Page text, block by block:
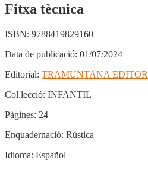
Fitxa tècnica
ISBN: 9788419829160
Data de publicació: 01/07/2024
Editorial: TRAMUNTANA
Col.lecció: INFANTIL
Pàgines: 24
Enquadernació: Rústica
Idioma: Español